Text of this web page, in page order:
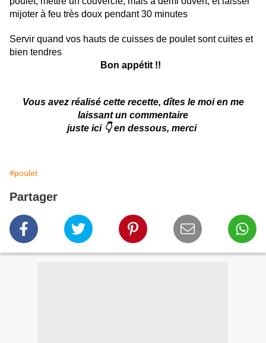
mijoter à feu très doux pendant 30 minutes
Servir quand vos hauts de cuisses de poulet sont cuites et
bien tendres
Bon appétit !!
Vous avez réalisé cette recette, dîtes le moi en me
laissant un commentaire
juste ici 👇 en dessous, merci
#poulet
Partager